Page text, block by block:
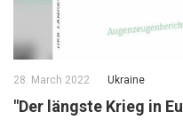
28. March 2022 Ukraine
"Der längste Krieg in